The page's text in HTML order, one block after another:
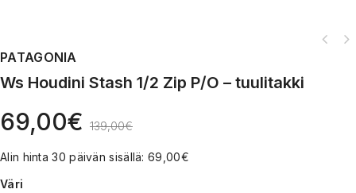
PATAGONIA
Ws Houdini Stash 1/2 Zip P/O – tuulitakki
69,00€ 139,00€
Alin hinta 30 päivän sisällä:69,00€
Väri